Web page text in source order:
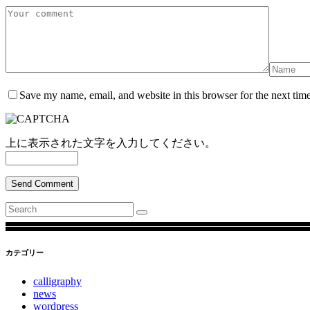
Save my name, email, and website in this browser for the next
上に表示された文字を入力してください。
Send Comment
Search
for:
カテゴリー
calligraphy
news
wordpress